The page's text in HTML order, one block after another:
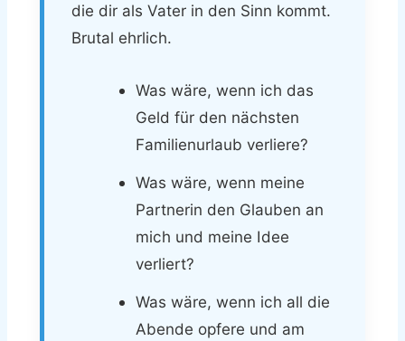
die dir als Vater in den Sinn kommt.
Brutal ehrlich.
Was wäre, wenn ich das
Geld für den nächsten
Familienurlaub verliere?
Was wäre, wenn meine
Partnerin den Glauben an
mich und meine Idee
verliert?
Was wäre, wenn ich all die
Abende opfere und am